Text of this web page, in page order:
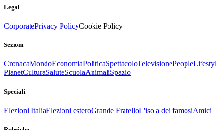
Legal
CorporatePrivacy PolicyCookie Policy
Sezioni
CronacaMondoEconomiaPoliticaSpettacoloTelevisionePeople
PlanetCulturaSaluteScuolaAnimaliSpazio
Speciali
Elezioni ItaliaElezioni esteroGrande FratelloL'isola dei famosiAmici